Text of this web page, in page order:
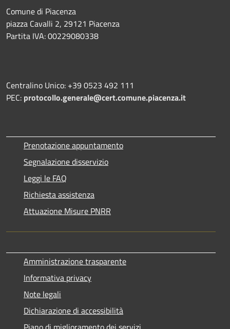
Comune di Piacenza
piazza Cavalli 2, 29121 Piacenza
Partita IVA: 00229080338
Centralino Unico: +39 0523 492 111
PEC: protocollo.generale@cert.comune.piacenza.it
Prenotazione appuntamento
Segnalazione disservizio
Leggi le FAQ
Richiesta assistenza
Attuazione Misure PNRR
Amministrazione trasparente
Informativa privacy
Note legali
Dichiarazione di accessibilità